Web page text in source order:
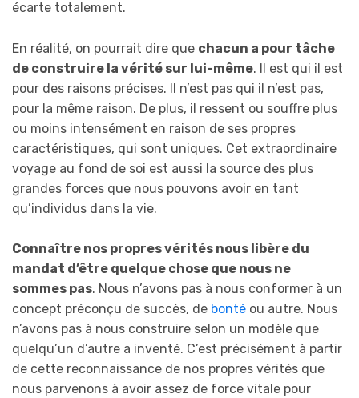
écarte totalement.
En réalité, on pourrait dire que chacun a pour tâche
de construire la vérité sur lui-même. Il est qui il est
pour des raisons précises. Il n’est pas qui il n’est pas,
pour la même raison. De plus, il ressent ou souffre plus
ou moins intensément en raison de ses propres
caractéristiques, qui sont uniques. Cet extraordinaire
voyage au fond de soi est aussi la source des plus
grandes forces que nous pouvons avoir en tant
qu’individus dans la vie.
Connaître nos propres vérités nous libère du
mandat d’être quelque chose que nous ne
sommes pas. Nous n’avons pas à nous conformer à un
concept préconçu de succès, de bonté ou autre. Nous
n’avons pas à nous construire selon un modèle que
quelqu’un d’autre a inventé. C’est précisément à partir
de cette reconnaissance de nos propres vérités que
nous parvenons à avoir assez de force vitale pour